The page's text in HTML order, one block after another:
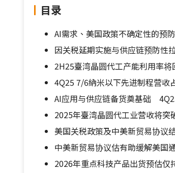
目录
AI需求、美国政策不确定性的预
因关税延期实施与供应链预防
2H25臺湾晶圆代工产能利用率将
4Q25 7/6納米以下先进制程营收
AI应用与供应链备货奠基础
2025年臺湾晶圆代工业营收将突
美国关税政策及中美新贸易协
中美新贸易协议估有助缓解美
2026年重点科技产品出货预估仅